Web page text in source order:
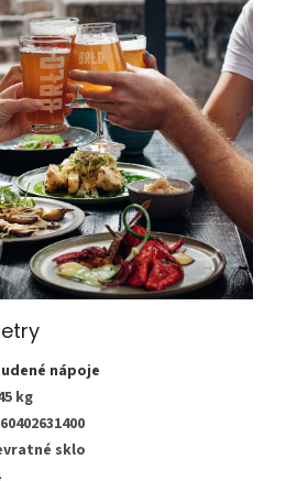
nápoje
kg
sklo